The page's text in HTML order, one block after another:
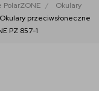
Okulary
Okulary przeciwsłoneczne
PZ 857-1